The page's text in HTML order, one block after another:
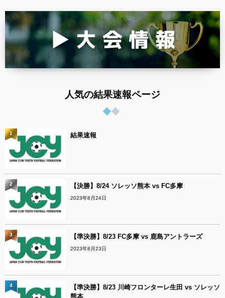
人気の結果速報ページ
結果速報
1
【決勝】8/24 ソレッソ熊本 vs FC多摩
2023年8月24日
2
【準決勝】8/23 FC多摩 vs 鹿島アントラーズ
2023年8月23日
3
【準決勝】8/23 川崎フロンターレ生田 vs ソレッソ
熊本
4